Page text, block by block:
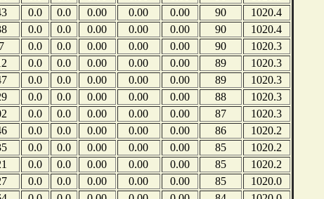
0.0 0.0 0.00 0.00 0.00 90
1020.4
0.0 0.0 0.00 0.00 0.00 90
1020.4
0.0 0.0 0.00 0.00 0.00 90
1020.3
0.0 0.0 0.00 0.00 0.00 89
1020.3
0.0 0.0 0.00 0.00 0.00 89
1020.3
0.0 0.0 0.00 0.00 0.00 88
1020.3
0.0 0.0 0.00 0.00 0.00 87
1020.3
0.0 0.0 0.00 0.00 0.00 86
1020.2
0.0 0.0 0.00 0.00 0.00 85
1020.2
0.0 0.0 0.00 0.00 0.00 85
1020.2
0.0 0.0 0.00 0.00 0.00 85
1020.0